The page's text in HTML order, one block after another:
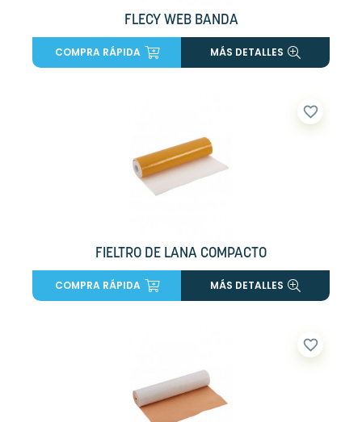
FLECY WEB BANDA
COMPRA RÁPIDA MÁS DETALLES
favorite_border
FIELTRO DE LANA COMPACTO
COMPRA RÁPIDA MÁS DETALLES
favorite_border